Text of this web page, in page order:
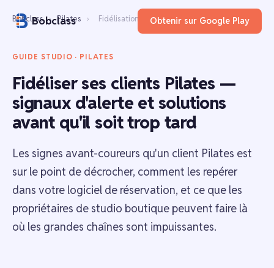
Bobclass Obtenir sur Google Play
Bobclass › Pilates › Fidélisation clients
GUIDE STUDIO · PILATES
Fidéliser ses clients Pilates —
signaux d'alerte et solutions
avant qu'il soit trop tard
Les signes avant-coureurs qu'un client Pilates est
sur le point de décrocher, comment les repérer
dans votre logiciel de réservation, et ce que les
propriétaires de studio boutique peuvent faire là
où les grandes chaînes sont impuissantes.